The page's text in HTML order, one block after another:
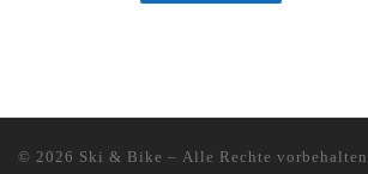
© 2026 Ski & Bike – Alle Rechte vorbehalten